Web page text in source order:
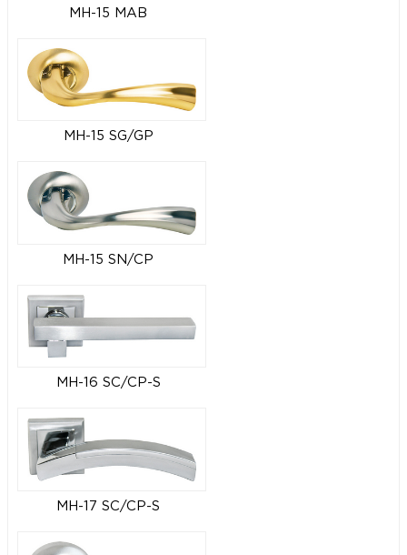
MH-15 MAB
MH-15 SG/GP
MH-15 SN/CP
MH-16 SC/CP-S
MH-17 SC/CP-S